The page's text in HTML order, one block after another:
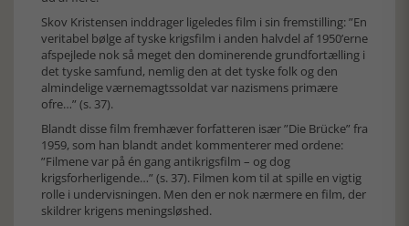
Skov Kristensen inddrager ligeledes film i sin fremstilling: ”En
veritabel bølge af tyske krigsfilm i anden halvdel af 1950’erne
afspejlede nok så meget den dominerende grundfortælling i
det tyske samfund, nemlig den at det tyske folk og den
almindelige værnemagtssoldat var nazismens primære
ofre…” (s. 37).
Blandt disse film fremhæver forfatteren især ”Die Brücke” fra
1959, som han blandt andet kommenterer med ordene:
”Filmene var på én gang antikrigsfilm – og dog
krigsforherligende…” (s. 37). Filmen kom til at spille en vigtig
rolle i undervisningen. Men den er nok nærmere en film, der
skildrer krigens meningsløshed.